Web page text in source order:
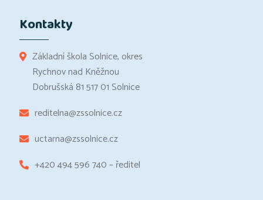
Kontakty
Základní škola Solnice, okres
Rychnov nad Kněžnou
Dobrušská 81 517 01 Solnice
reditelna@zssolnice.cz
uctarna@zssolnice.cz
+420 494 596 740 – ředitel